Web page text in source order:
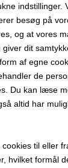
indstillinger.
besøg på
og at vores
dit
af egne
de
Du kan læse
altid har
til eller
hvilket formål
og
fra Petromax er
andet kogegrej
giver en
simremad og